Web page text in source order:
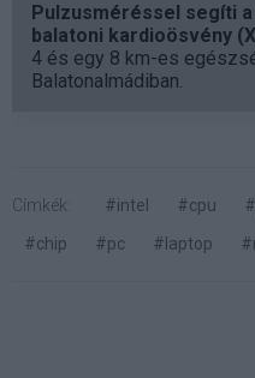
Pulzusméréssel segíti
balatoni kardioösvény
4 és egy 8 km-es
Balatonalmádiban.
Címkék: #intel #cpu
#chip
#pc #laptop